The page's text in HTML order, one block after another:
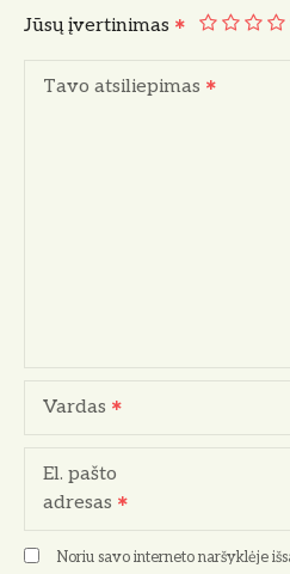
Jūsų įvertinimas
Tavo atsiliepimas
Vardas
El. pašto
adresas
Noriu savo interneto naršyklėje